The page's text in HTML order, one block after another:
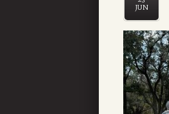
JUN